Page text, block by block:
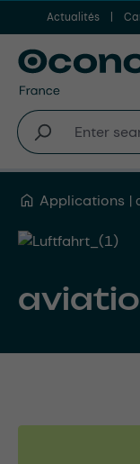
Aller au contenu
Actualités
Applications